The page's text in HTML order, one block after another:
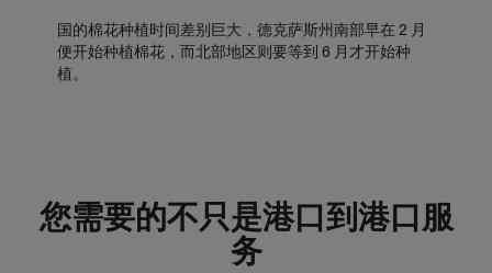
国的棉花种植时间差别巨大，德克萨斯州南部早在 2 月
便开始种植棉花，而北部地区则要等到 6 月才开始种
植。
您需要的不只是港口到港口服
务